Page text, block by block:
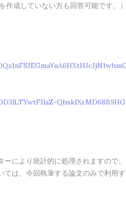
成していない方も回答可能です。）
により統計的に処理されますので
は、今回執筆する論文のみで利用